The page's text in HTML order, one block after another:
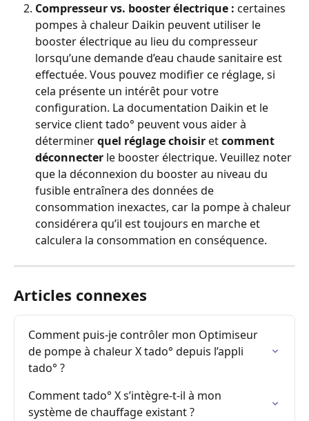
Compresseur vs. booster électrique : certaines
pompes à chaleur Daikin peuvent utiliser le
booster électrique au lieu du compresseur
lorsqu’une demande d’eau chaude sanitaire est
effectuée. Vous pouvez modifier ce réglage, si
cela présente un intérêt pour votre
configuration. La documentation Daikin et le
service client tado° peuvent vous aider à
déterminer quel réglage choisir et comment
déconnecter le booster électrique. Veuillez noter
que la déconnexion du booster au niveau du
fusible entraînera des données de
consommation inexactes, car la pompe à chaleur
considérera qu’il est toujours en marche et
calculera la consommation en conséquence.
Articles connexes
Comment puis-je contrôler mon Optimiseur
de pompe à chaleur X tado° depuis l’appli
tado° ?
Comment tado° X s’intègre-t-il à mon
système de chauffage existant ?